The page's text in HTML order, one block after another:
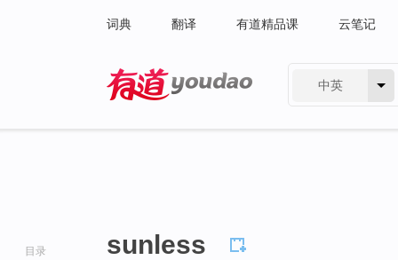
词典 翻译 有道精品课 云笔记
中英
目录 sunless